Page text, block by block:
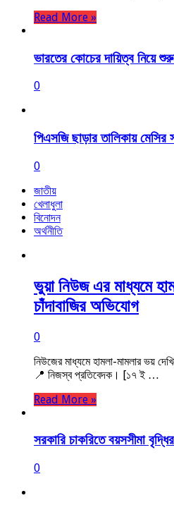
Read More »
ভারতের কোচের দায়িত্ব নিয়ে
0
পিএসজি ছাড়ার তালিকায়
0
জাতীয়
খেলাধুলা
বিনোদন
অর্থনীতি
ভুয়া নিউজ এর মাধ্যমে
চাঁদাবাজির অভিযোগ
0
নিউজের মাধ্যমে হামলা-মামলার ভয়
📍 নিজস্ব প্রতিবেদক। [১৭ ই …
Read More »
সরকারি চাকরিতে বয়সসীমা
0